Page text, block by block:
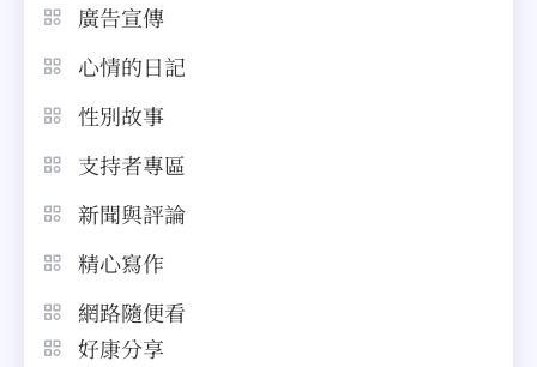
廣告宣傳
心情的日記
性別故事
支持者專區
新聞與評論
精心寫作
網路隨便看
好康分享